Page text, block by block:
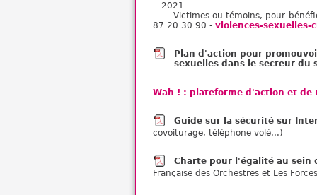
- 2021
Victimes ou témoins, pour
87 20 30 90 - violences-sexuelles-
Plan d'action pour
sexuelles dans le secteur du
Wah ! : plateforme d'action et de
Guide sur la sécurité sur
covoiturage, téléphone volé...)
Charte pour l'égalité au sein
Française des Orchestres et Les